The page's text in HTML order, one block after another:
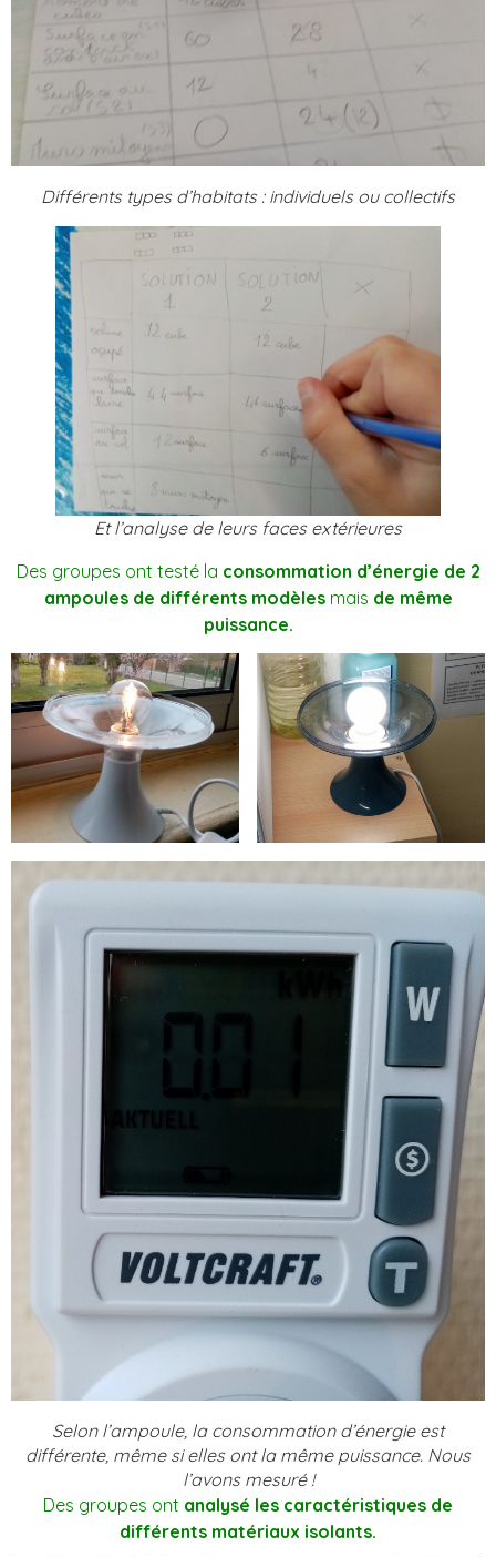
Différents types d’habitats : individuels ou collectifs
Et l’analyse de leurs faces extérieures
Des groupes ont testé la consommation d’énergie de 2
ampoules de différents modèlesmais de même
puissance.
Selon l’ampoule, la consommation d’énergie est
différente, même si elles ont la même puissance. Nous
l’avons mesuré !
Des groupes ont analysé les caractéristiques de
différents matériaux isolants.